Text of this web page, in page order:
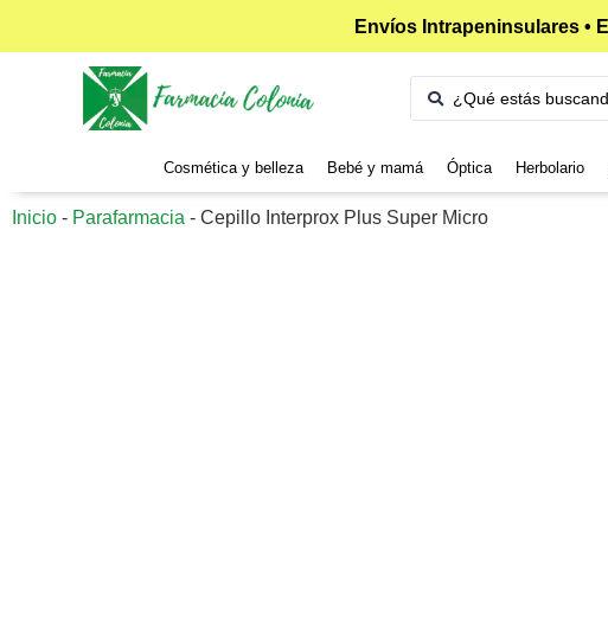
Envíos Intrapeninsulares •
Cosmética y belleza Bebé y mamá Óptica Herbolario
Inicio - Parafarmacia - Cepillo Interprox Plus Super Micro